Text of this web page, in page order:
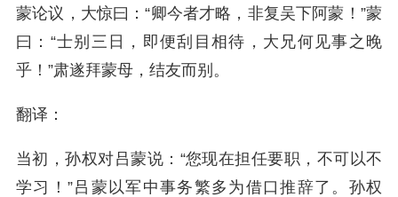
蒙论议，大惊曰：“卿今者才略，非复吴下阿蒙！”蒙
曰：“士别三日，即便刮目相待，大兄何见事之晚
乎！”肃遂拜蒙母，结友而别。
翻译：
当初，孙权对吕蒙说：“您现在担任要职，不可以不
学习！”吕蒙以军中事务繁多为借口推辞了。孙权